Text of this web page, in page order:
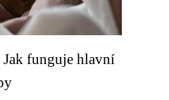
funguje hlavní